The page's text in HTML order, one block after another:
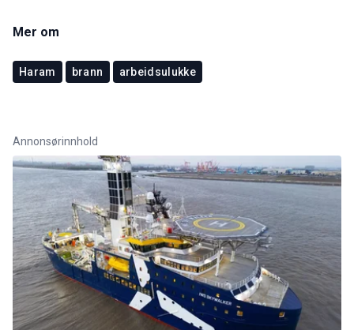
Mer om
Haram brann arbeidsulukke
Annonsørinnhold